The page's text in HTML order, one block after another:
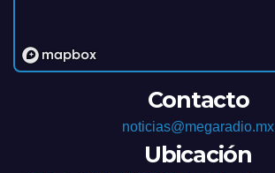
Contacto
noticias@megaradio.mx
Ubicación